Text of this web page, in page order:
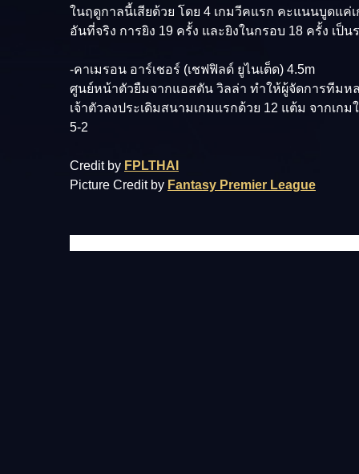
ในฤดูกาลนี้เสียด้วย โดย 4 เกมวีคแรก คะแนนบูดแค่เ
อันที่จริง การยิง 19 ครั้ง และยิงในกรอบ 18 ครั้ง เ
-คาเมรอน อาร์เชอร์ (เชฟฟิลด์ ยูไนเต็ด) 4.5m
ศูนย์หน้าตัวยืมจากแอสตัน วิลล่า ทำให้ผู้จัดการทีม
เจ้าตัวลงประเดิมสนามเกมแรกด้วย 12 แต้ม จากเ
5-2
Credit by FPLTHAI
Picture Credit by Fantasy Premier League